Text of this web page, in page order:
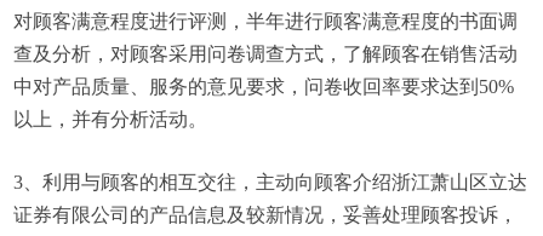
对顾客满意程度进行评测，半年进行顾客满意程度的书面调
查及分析，对顾客采用问卷调查方式，了解顾客在销售活动
中对产品质量、服务的意见要求，问卷收回率要求达到50%
以上，并有分析活动。
3、利用与顾客的相互交往，主动向顾客介绍浙江萧山区立达
证券有限公司的产品信息及较新情况，妥善处理顾客投诉，